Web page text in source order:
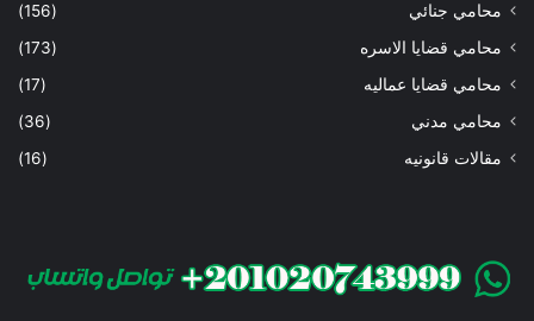
محامي جنائي
(156)
محامي قضايا الاسره
(173)
محامي قضايا عماليه
(17)
محامي مدني
(36)
مقالات قانونيه
(16)